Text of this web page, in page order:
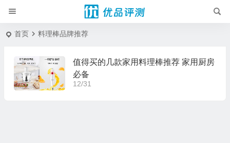
首页 料理棒品牌推荐
值得买的几款家用料理棒推荐 家用厨房
必备
12/31